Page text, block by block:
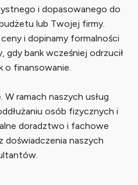
i dopasowanego do
lub Twojej firmy.
i dopinamy formalności
bank wcześniej odrzucił
o finansowanie.
ramach naszych usług
osób fizycznych i
doradztwo i fachowe
doświadczenia naszych